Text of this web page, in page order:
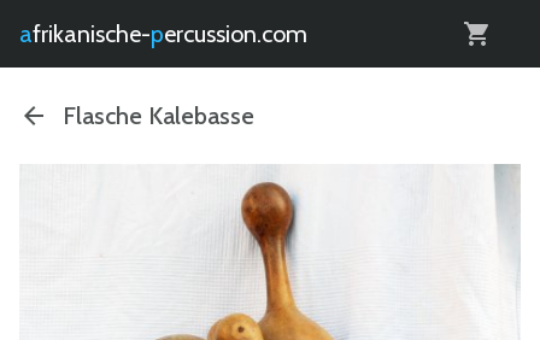
afrikanische- percussion.com
Flasche Kalebasse